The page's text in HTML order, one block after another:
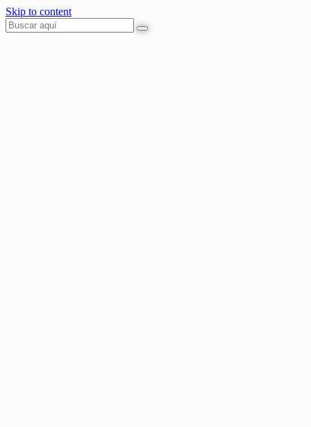
Skip to content